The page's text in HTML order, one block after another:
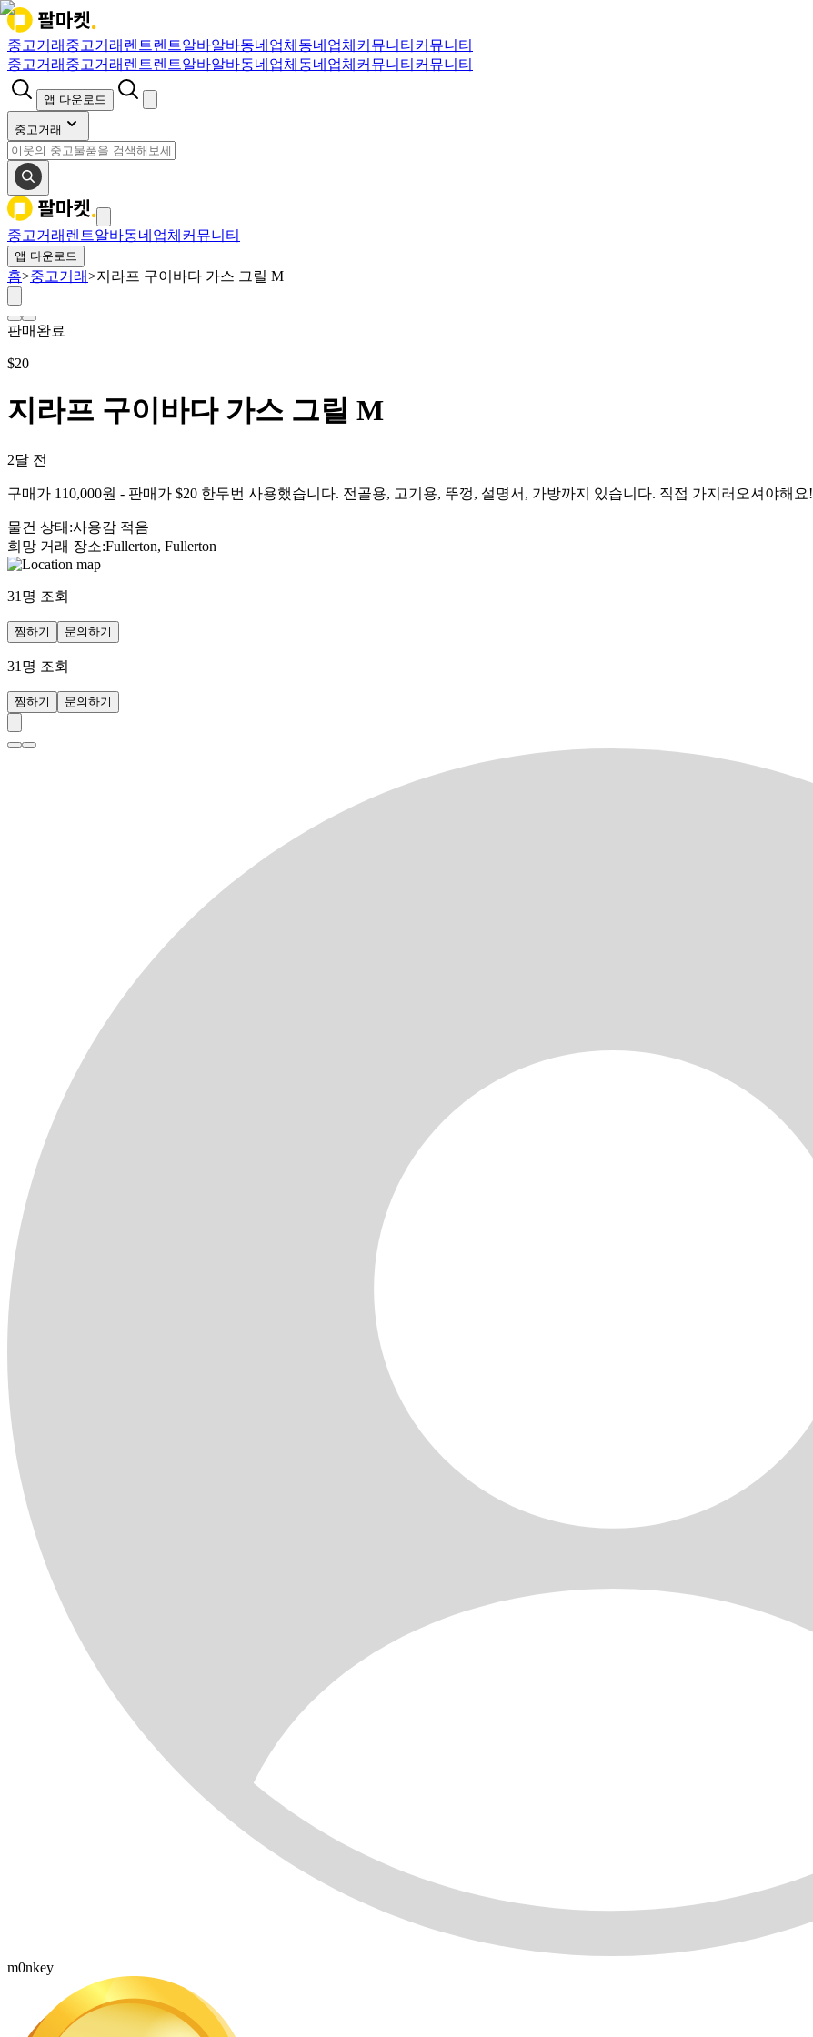
중고거래 중고거래 렌트렌트알바알바동네업체 동네업체 커뮤니티 커뮤니티
중고거래 중고거래 렌트렌트알바알바동네업체 동네업체 커뮤니티 커뮤니티
앱 다운로드
중고거래
중고거래 렌트알바동네업체 커뮤니티
앱 다운로드
홈>중고거래>지라프 구이바다 가스 그릴 M
판매완료
$20
지라프 구이바다 가스 그릴 M
2달 전
구매가 110,000원 - 판매가 $20 한두번 사용했습니다. 전골용, 고기용, 뚜껑, 설명서, 가방까지 있습니다. 직접 가지러오셔야해요!
물건 상태 :사용감 적음
희망 거래 장소:Fullerton, Fullerton
31 명 조회
찜하기 문의하기
31 명 조회
찜하기 문의하기
m0nkey